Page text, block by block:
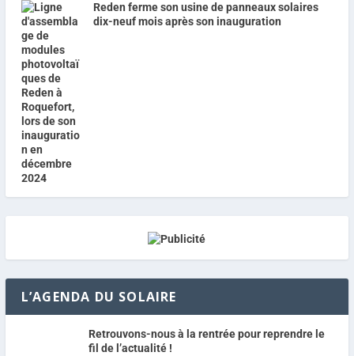
Reden ferme son usine de panneaux solaires
dix-neuf mois après son inauguration
L’AGENDA DU SOLAIRE
Retrouvons-nous à la rentrée pour reprendre le
fil de l’actualité !